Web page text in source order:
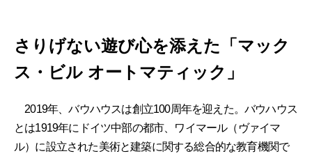
さりげない遊び心を添えた「マック
ス・ビル オートマティック」
2019年、バウハウスは創立100周年を迎えた。バウハウス
とは1919年にドイツ中部の都市、ワイマール（ヴァイマ
ル）に設立された美術と建築に関する総合的な教育機関で